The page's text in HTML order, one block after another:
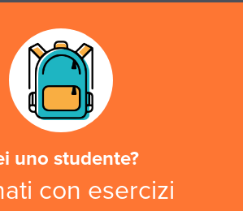
uno studente?
con esercizi